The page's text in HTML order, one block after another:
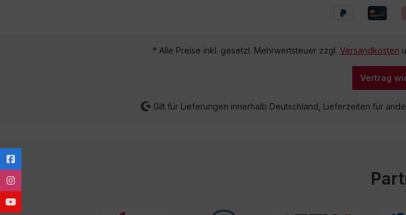
* Alle Preise inkl. gesetzl. Mehrwertsteuer zzgl. Versandkosten
Vertrag
Gilt für Lieferungen innerhalb Deutschland, Lieferzeiten für